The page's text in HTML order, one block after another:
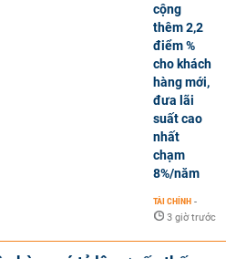
cộng
thêm 2,2
điểm %
cho khách
hàng mới,
đưa lãi
suất cao
nhất
chạm
8%/năm
TÀI CHÍNH -
3 giờ trước